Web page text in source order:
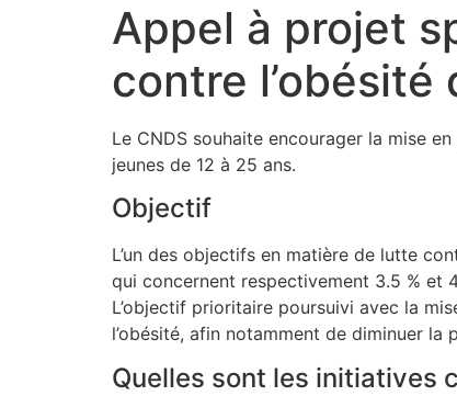
Appel à projet
contre l’obésité
Le CNDS souhaite encourager la mise
jeunes de 12 à 25 ans.
Objectif
L’un des objectifs en matière de lutte
qui concernent respectivement 3.5 % et
L’objectif prioritaire poursuivi avec la
l’obésité, afin notamment de diminuer
Quelles sont les initiatives